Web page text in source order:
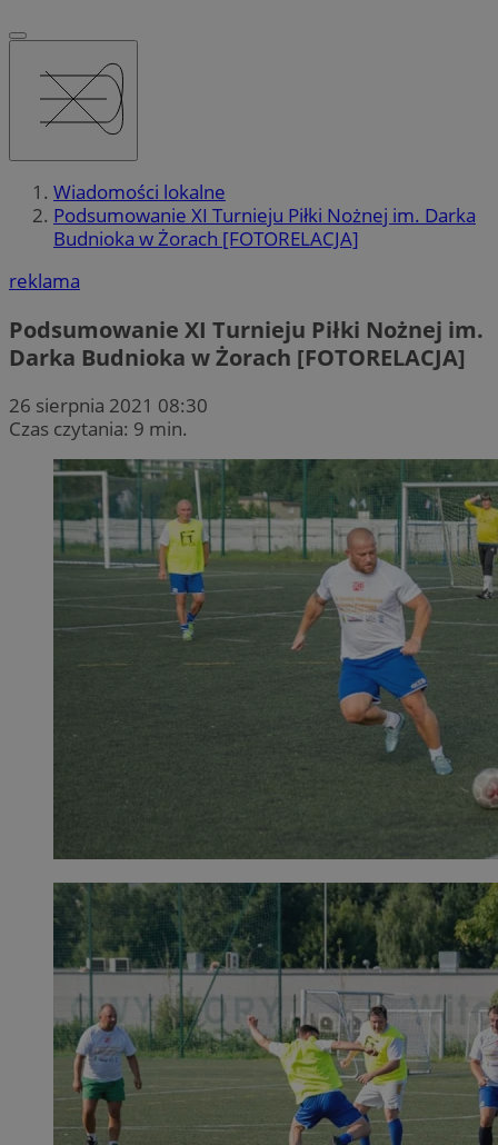
Wiadomości lokalne
Podsumowanie XI Turnieju Piłki Nożnej im. Darka
Budnioka w Żorach [FOTORELACJA]
reklama
Podsumowanie XI Turnieju Piłki Nożnej im.
Darka Budnioka w Żorach [FOTORELACJA]
26 sierpnia 2021 08:30
Czas czytania: 9 min.